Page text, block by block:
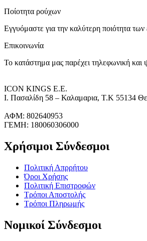
Ποίοτητα ρούχων
Εγγυόμαστε για την καλύτερη ποιότητα
Επικοινωνία
Το κατάστημα μας παρέχει τηλεφωνική και
ICON KINGS Ε.Ε.
Ι. Πασαλίδη 58 – Καλαμαρια, Τ.Κ 55134
ΑΦΜ: 802640953
ΓΕΜΗ: 180060306000
Χρήσιμοι Σύνδεσμοι
Πολιτική Απρρήτου
Όροι Χρήσης
Πολιτική Επιστροφών
Τρόποι Αποστολής
Τρόποι Πληρωμής
Νομικοί Σύνδεσμοι